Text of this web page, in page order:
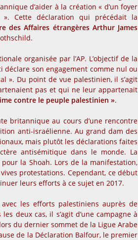
d’aider à la création « d’un foyer
Cette déclaration qui précédait la
des Affaires étrangères Arthur James
organisée par l’AP. L’objectif de la
son engagement comme nul ou
». Du point de vue palestinien, il s’agit
pas et qui ne leur appartenait
contre le peuple palestinien ».
britannique au cours d’une rencontre
anti-israélienne. Au grand dam des
mais plutôt les déclarations faites
antisémitique dans le monde. La
la Shoah. Lors de la manifestation,
protestations. Cependant, ce début
leurs efforts à ce sujet en 2017.
les efforts palestiniens auprès de
deux cas, il s’agit d’une campagne à
du dernier sommet de la Ligue Arabe
de la Déclaration Balfour, le premier